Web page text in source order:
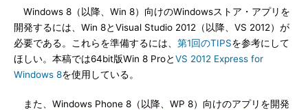
Windows 8（以降、Win 8）向けのWindowsストア・アプリを
開発するには、Win 8とVisual Studio 2012（以降、VS 2012）が
必要である。これらを準備するには、 第1回のTIPSを参考にして
ほしい。本稿では64bit版Win 8 ProとVS 2012 Express for
Windows 8を使用している。
また、Windows Phone 8（以降、WP 8）向けのアプリを開発